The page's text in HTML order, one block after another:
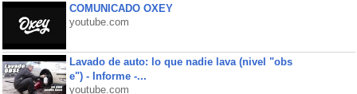
COMUNICADO OXEY
youtube.com
Lavado de auto: lo que nadie lava (nivel "obs
e") - Informe -...
youtube.com